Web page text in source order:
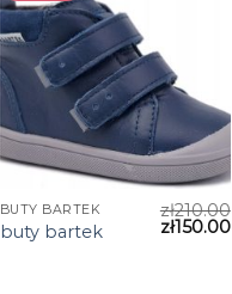
BUTY BARTEK
buty bartek
zł210.00
zł150.00